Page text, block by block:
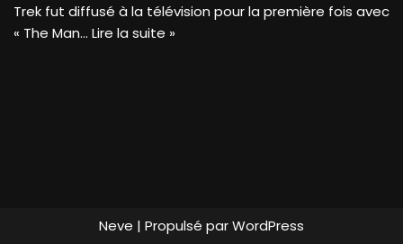
Trek fut diffusé à la télévision pour la première fois avec
« The Man… Lire la suite »
Neve | Propulsé parWordPress